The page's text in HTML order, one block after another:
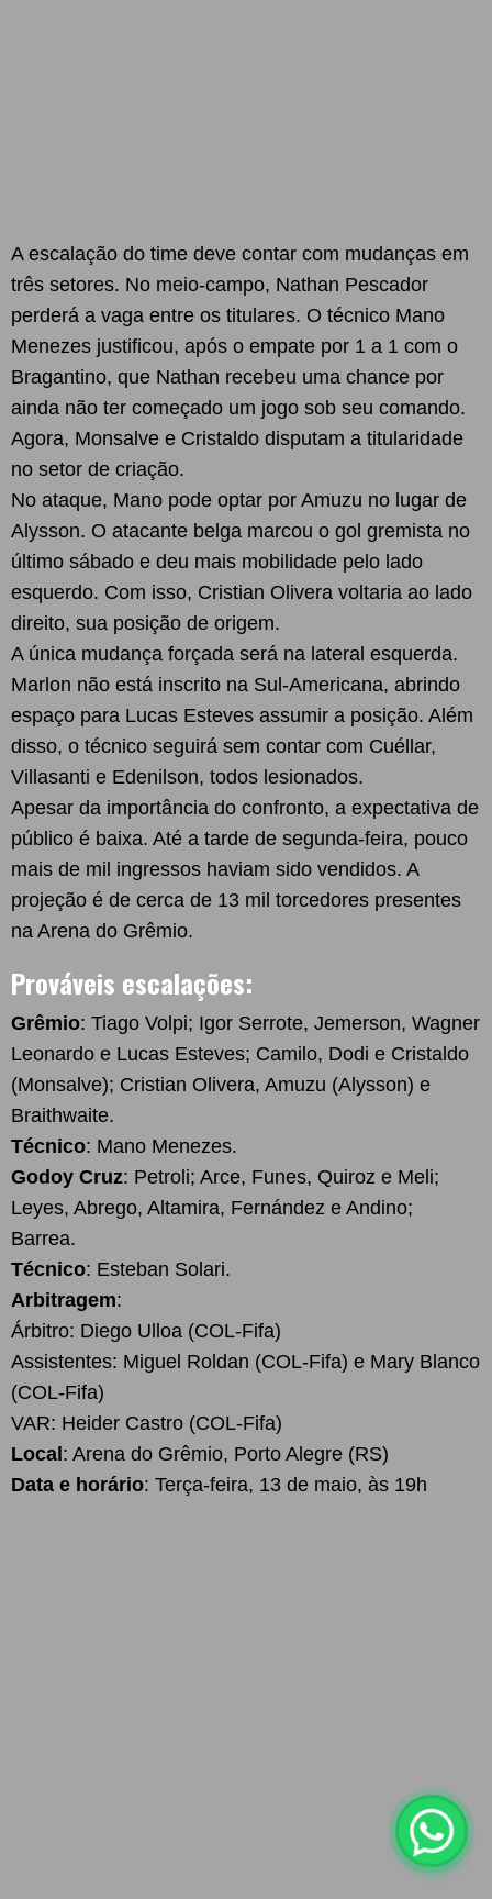
A escalação do time deve contar com mudanças em
três setores. No meio-campo, Nathan Pescador
perderá a vaga entre os titulares. O técnico Mano
Menezes justificou, após o empate por 1 a 1 com o
Bragantino, que Nathan recebeu uma chance por
ainda não ter começado um jogo sob seu comando.
Agora, Monsalve e Cristaldo disputam a titularidade
no setor de criação.
No ataque, Mano pode optar por Amuzu no lugar de
Alysson. O atacante belga marcou o gol gremista no
último sábado e deu mais mobilidade pelo lado
esquerdo. Com isso, Cristian Olivera voltaria ao lado
direito, sua posição de origem.
A única mudança forçada será na lateral esquerda.
Marlon não está inscrito na Sul-Americana, abrindo
espaço para Lucas Esteves assumir a posição. Além
disso, o técnico seguirá sem contar com Cuéllar,
Villasanti e Edenilson, todos lesionados.
Apesar da importância do confronto, a expectativa de
público é baixa. Até a tarde de segunda-feira, pouco
mais de mil ingressos haviam sido vendidos. A
projeção é de cerca de 13 mil torcedores presentes
na Arena do Grêmio.
Prováveis escalações:
Grêmio: Tiago Volpi; Igor Serrote, Jemerson, Wagner
Leonardo e Lucas Esteves; Camilo, Dodi e Cristaldo
(Monsalve); Cristian Olivera, Amuzu (Alysson) e
Braithwaite.
Técnico: Mano Menezes.
Godoy Cruz: Petroli; Arce, Funes, Quiroz e Meli;
Leyes, Abrego, Altamira, Fernández e Andino;
Barrea.
Técnico: Esteban Solari.
Arbitragem:
Árbitro: Diego Ulloa (COL-Fifa)
Assistentes: Miguel Roldan (COL-Fifa) e Mary Blanco
(COL-Fifa)
VAR: Heider Castro (COL-Fifa)
Local : Arena do Grêmio, Porto Alegre (RS)
Data e horário: Terça-feira, 13 de maio, às 19h